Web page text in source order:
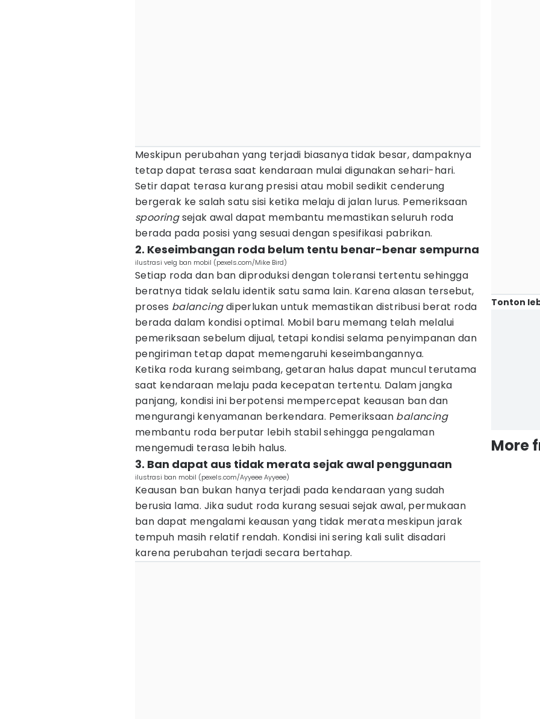
Meskipun perubahan yang terjadi biasanya tidak besar, dampaknya
tetap dapat terasa saat kendaraan mulai digunakan sehari-hari.
Setir dapat terasa kurang presisi atau mobil sedikit cenderung
bergerak ke salah satu sisi ketika melaju di jalan lurus. Pemeriksaan
spooringsejak awal dapat membantu memastikan seluruh roda
berada pada posisi yang sesuai dengan spesifikasi pabrikan.
2. Keseimbangan roda belum tentu benar-benar sempurna
ilustrasi velg ban mobil (pexels.com/Mike Bird)
Setiap roda dan ban diproduksi dengan toleransi tertentu sehingga
beratnya tidak selalu identik satu sama lain. Karena alasan tersebut,
proses balancingdiperlukan untuk memastikan distribusi berat roda
berada dalam kondisi optimal. Mobil baru memang telah melalui
pemeriksaan sebelum dijual, tetapi kondisi selama penyimpanan dan
pengiriman tetap dapat memengaruhi keseimbangannya.
Ketika roda kurang seimbang, getaran halus dapat muncul terutama
saat kendaraan melaju pada kecepatan tertentu. Dalam jangka
panjang, kondisi ini berpotensi mempercepat keausan ban dan
mengurangi kenyamanan berkendara. Pemeriksaan balancing
membantu roda berputar lebih stabil sehingga pengalaman
mengemudi terasa lebih halus.
3. Ban dapat aus tidak merata sejak awal penggunaan
ilustrasi ban mobil (pexels.com/Ayyeee Ayyeee)
Keausan ban bukan hanya terjadi pada kendaraan yang sudah
berusia lama. Jika sudut roda kurang sesuai sejak awal, permukaan
ban dapat mengalami keausan yang tidak merata meskipun jarak
tempuh masih relatif rendah. Kondisi ini sering kali sulit disadari
karena perubahan terjadi secara bertahap.
Tonton
More